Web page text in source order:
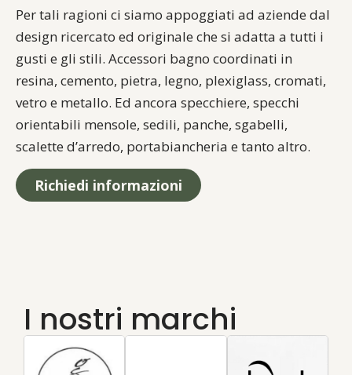
Per tali ragioni ci siamo appoggiati ad aziende dal
design ricercato ed originale che si adatta a tutti i
gusti e gli stili. Accessori bagno coordinati in
resina, cemento, pietra, legno, plexiglass, cromati,
vetro e metallo. Ed ancora specchiere, specchi
orientabili mensole, sedili, panche, sgabelli,
scalette d’arredo, portabiancheria e tanto altro.
Richiedi informazioni
I nostri marchi